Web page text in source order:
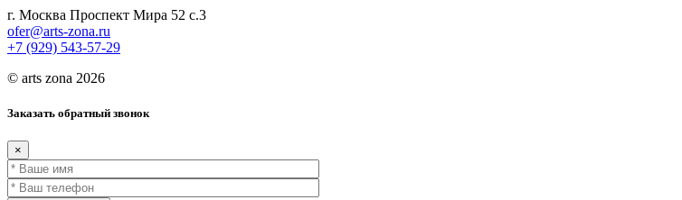
г. Москва Проспект Мира 52 с.3
ofer@arts-zona.ru
+7 (929) 543-57-29
© arts zona 2026
Заказать обратный звонок
×